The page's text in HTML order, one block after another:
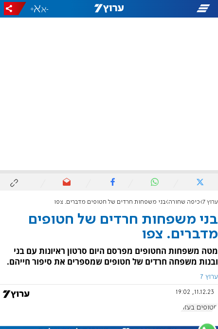
-
+
ערוץ 7 כיפה שחורה בני משפחות חרדים של חטופים מדברים. צפו
בני משפחות חרדים של חטופים
מדברים. צפו
מטה משפחות החטופים מפרסם היום סרטון ראיונות עם בני
ובנות משפחה חרדים של חטופים שמספרים את סיפור חייהם.
ערוץ 7
11.12.23, 19:02
חטופים בעזה